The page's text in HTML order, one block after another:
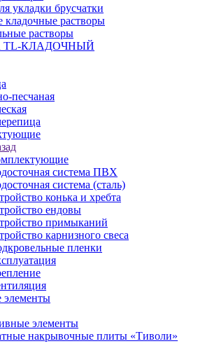
укладки брусчатки
кладочные растворы
растворы
TL-КЛАДОЧНЫЙ
песчаная
система ПВХ
система (сталь)
конька и хребта
ендовы
примыканий
карнизного свеса
пленки
элементы
элементы
накрывочные плиты «Тиволи»